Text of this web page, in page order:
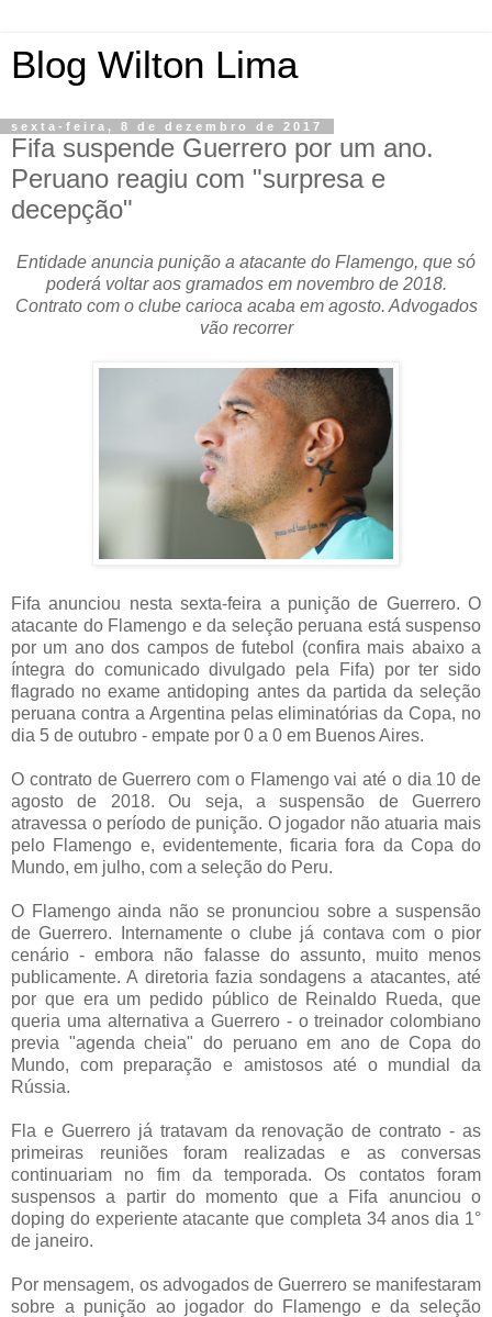
Blog Wilton Lima
sexta-feira, 8 de dezembro de 2017
Fifa suspende Guerrero por um ano.
Peruano reagiu com "surpresa e
decepção"
Entidade anuncia punição a atacante do Flamengo, que só
poderá voltar aos gramados em novembro de 2018.
Contrato com o clube carioca acaba em agosto. Advogados
vão recorrer
Fifa anunciou nesta sexta-feira a punição de Guerrero. O
atacante do Flamengo e da seleção peruana está suspenso
por um ano dos campos de futebol (confira mais abaixo a
íntegra do comunicado divulgado pela Fifa) por ter sido
flagrado no exame antidoping antes da partida da seleção
peruana contra a Argentina pelas eliminatórias da Copa, no
dia 5 de outubro - empate por 0 a 0 em Buenos Aires.
O contrato de Guerrero com o Flamengo vai até o dia 10 de
agosto de 2018. Ou seja, a suspensão de Guerrero
atravessa o período de punição. O jogador não atuaria mais
pelo Flamengo e, evidentemente, ficaria fora da Copa do
Mundo, em julho, com a seleção do Peru.
O Flamengo ainda não se pronunciou sobre a suspensão
de Guerrero. Internamente o clube já contava com o pior
cenário - embora não falasse do assunto, muito menos
publicamente. A diretoria fazia sondagens a atacantes, até
por que era um pedido público de Reinaldo Rueda, que
queria uma alternativa a Guerrero - o treinador colombiano
previa "agenda cheia" do peruano em ano de Copa do
Mundo, com preparação e amistosos até o mundial da
Rússia.
Fla e Guerrero já tratavam da renovação de contrato - as
primeiras reuniões foram realizadas e as conversas
continuariam no fim da temporada. Os contatos foram
suspensos a partir do momento que a Fifa anunciou o
doping do experiente atacante que completa 34 anos dia 1°
de janeiro.
Por mensagem, os advogados de Guerrero se manifestaram
sobre a punição ao jogador do Flamengo e da seleção